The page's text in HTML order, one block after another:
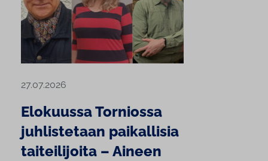
27.07.2026
Elokuussa Torniossa
juhlistetaan paikallisia
taiteilijoita – Aineen